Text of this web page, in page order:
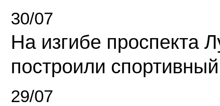
30/07
На изгибе проспекта
построили
29/07